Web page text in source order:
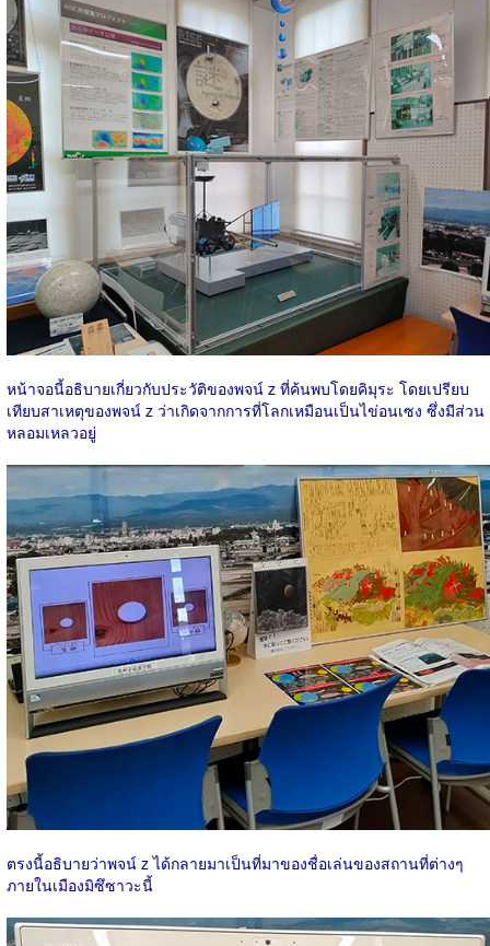
หน้าจอนี้อธิบายเกี่ยวกับประวัติของพจน์ z ที่ค้นพบโดยคิมุระ โดยเปรียบ
เทียบสาเหตุของพจน์ z ว่าเกิดจากการที่โลกเหมือนเป็นไข่อนเซง ซึ่งมีส่วน
หลอมเหลวอยู่
ตรงนี้อธิบายว่าพจน์ z ได้กลายมาเป็นที่มาของชื่อเล่นของสถานที่ต่างๆ
ภายในเมืองมิซึซาวะนี้